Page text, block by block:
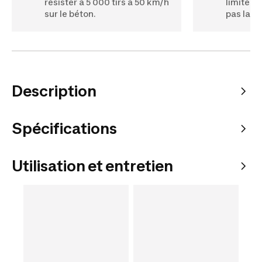
sur le béton.
pas
Description
Spécifications
Utilisation et entretien